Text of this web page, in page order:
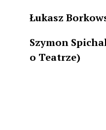
Łukasz
Szymon
o Teatrze)